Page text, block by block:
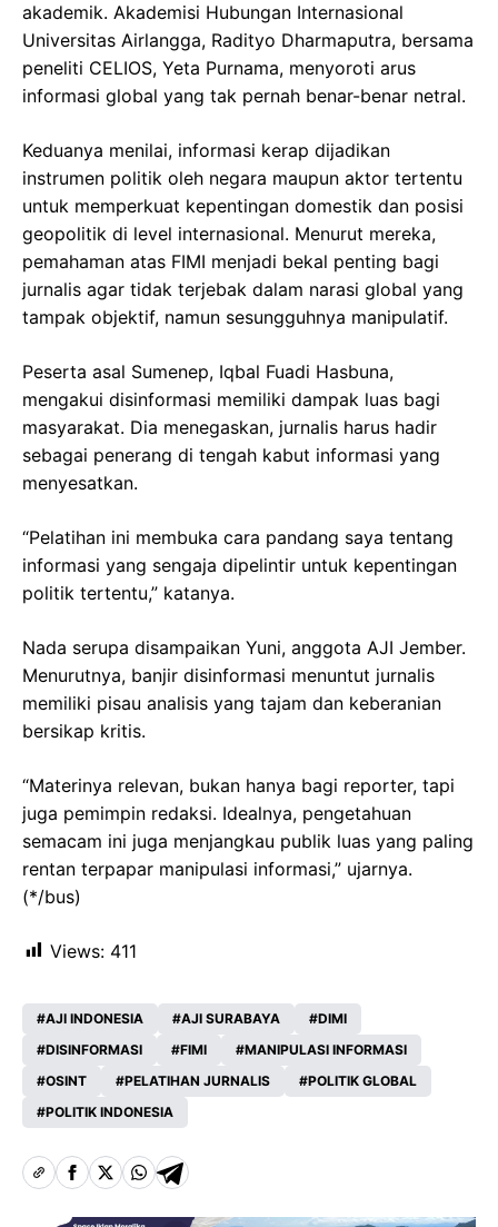
akademik. Akademisi Hubungan Internasional
Universitas Airlangga, Radityo Dharmaputra, bersama
peneliti CELIOS, Yeta Purnama, menyoroti arus
informasi global yang tak pernah benar-benar netral.
Keduanya menilai, informasi kerap dijadikan
instrumen politik oleh negara maupun aktor tertentu
untuk memperkuat kepentingan domestik dan posisi
geopolitik di level internasional. Menurut mereka,
pemahaman atas FIMI menjadi bekal penting bagi
jurnalis agar tidak terjebak dalam narasi global yang
tampak objektif, namun sesungguhnya manipulatif.
Peserta asal Sumenep, Iqbal Fuadi Hasbuna,
mengakui disinformasi memiliki dampak luas bagi
masyarakat. Dia menegaskan, jurnalis harus hadir
sebagai penerang di tengah kabut informasi yang
menyesatkan.
“Pelatihan ini membuka cara pandang saya tentang
informasi yang sengaja dipelintir untuk kepentingan
politik tertentu,” katanya.
Nada serupa disampaikan Yuni, anggota AJI Jember.
Menurutnya, banjir disinformasi menuntut jurnalis
memiliki pisau analisis yang tajam dan keberanian
bersikap kritis.
“Materinya relevan, bukan hanya bagi reporter, tapi
juga pemimpin redaksi. Idealnya, pengetahuan
semacam ini juga menjangkau publik luas yang paling
rentan terpapar manipulasi informasi,” ujarnya.
(*/bus)
Views: 411
AJI INDONESIA AJI SURABAYA
DIMI
DISINFORMASI
FIMI
MANIPULASI INFORMASI
OSINT
PELATIHAN JURNALIS
POLITIK GLOBAL
POLITIK INDONESIA